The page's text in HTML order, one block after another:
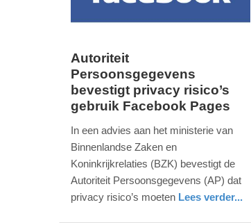
zaterdag,
20.
april
2024
-
11:00
Update:
Autoriteit
Persoonsgegevens
bevestigt privacy risico’s
gebruik Facebook Pages
In een advies aan het ministerie van
Binnenlandse Zaken en
Koninkrijkrelaties (BZK) bevestigt de
Autoriteit Persoonsgegevens (AP) dat
privacy risico’s moeten Lees verder...